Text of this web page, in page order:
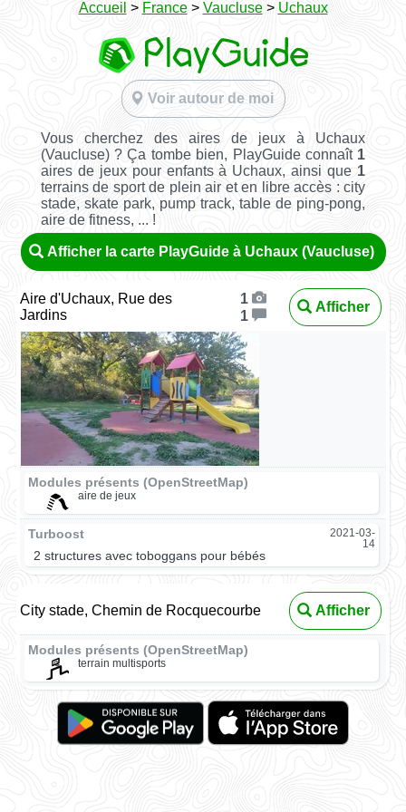
Accueil > France> Vaucluse> Uchaux
Voir autour de moi
Vous cherchez des aires de jeux à Uchaux
(Vaucluse) ? Ça tombe bien, PlayGuide connaît 1
aires de jeux pour enfants à Uchaux, ainsi que 1
terrains de sport de plein air et en libre accès : city
stade, skate park, pump track, table de ping-pong,
aire de fitness, ... !
Afficher la carte PlayGuide à Uchaux (Vaucluse)
Aire d'Uchaux, Rue des
Jardins
1
1
Afficher
Modules présents (OpenStreetMap)
aire de jeux
Turboost
2021-03-
14
2 structures avec toboggans pour bébés
City stade, Chemin de Rocquecourbe Afficher
Modules présents (OpenStreetMap)
terrain multisports